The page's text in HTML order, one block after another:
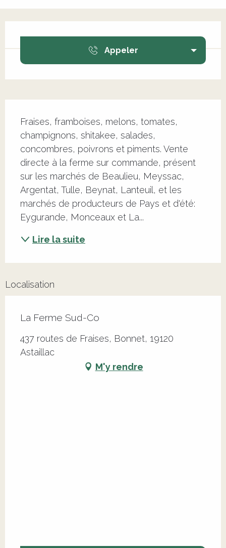
Appeler
Fraises, framboises, melons, tomates,
champignons, shitakee, salades,
concombres, poivrons et piments. Vente
directe à la ferme sur commande, présent
sur les marchés de Beaulieu, Meyssac,
Argentat, Tulle, Beynat, Lanteuil, et les
marchés de producteurs de Pays et d'été:
Eygurande, Monceaux et La...
Lire la suite
Localisation
La Ferme Sud-Co
437 routes de Fraises, Bonnet, 19120
Astaillac
M'y rendre